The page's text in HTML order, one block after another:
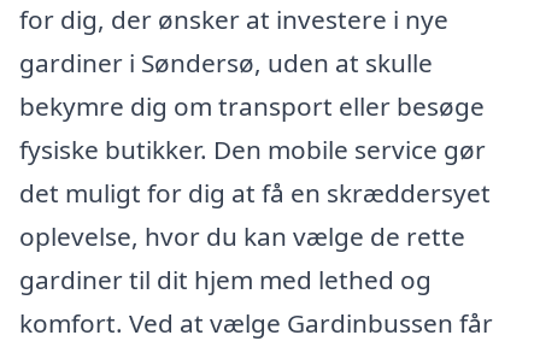
for dig, der ønsker at investere i nye
gardiner i Søndersø, uden at skulle
bekymre dig om transport eller besøge
fysiske butikker. Den mobile service gør
det muligt for dig at få en skræddersyet
oplevelse, hvor du kan vælge de rette
gardiner til dit hjem med lethed og
komfort. Ved at vælge Gardinbussen får